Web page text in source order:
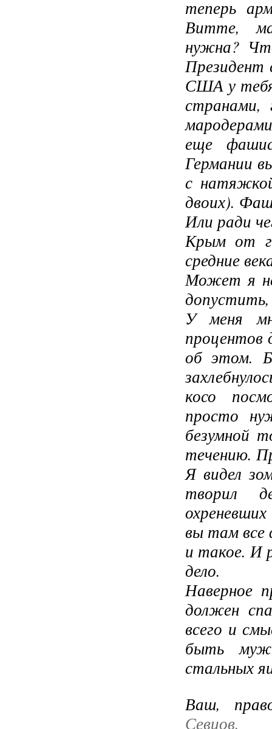
теперь
Витте,
нужна?
США у
странами,
еще
Германии
с
двоих).
Или ради
Крым от
средние
Может я
допустить,
У меня
процентов
об этом.
косо
просто
безумной
течению.
Я видел
творил
вы там все
и такое. И
дело.
Наверное
должен
всего и
быть
стальных
Ваш,
Севцов.